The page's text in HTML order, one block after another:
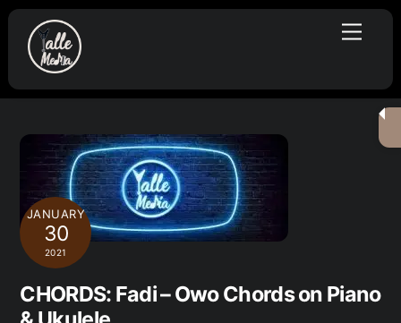
Skip
content
Menu
JANUARY
30
2021
CHORDS: Fadi – Owo Chords on Piano